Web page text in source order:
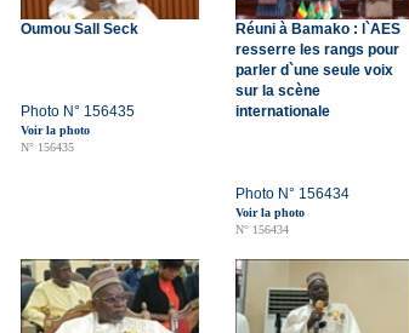
Oumou Sall Seck
Photo N° 156435
Voir la photo
N° 156435
Réuni à Bamako : l`AES
resserre les rangs pour
parler d`une seule voix
sur la scène
internationale
Photo N° 156434
Voir la photo
N° 156434